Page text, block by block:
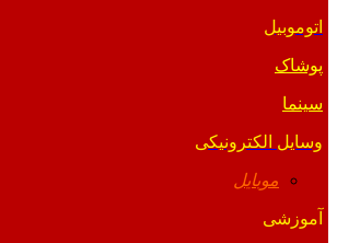
اتوموبیل
پوشاک
سینما
وسایل الکترونیکی
موبایل
آموزشی